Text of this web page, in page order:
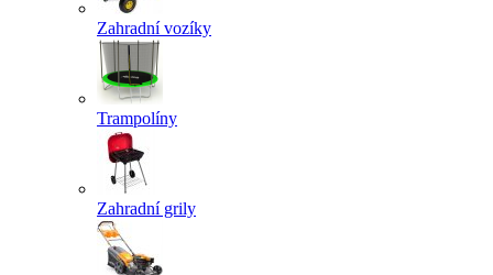
Zahradní vozíky
Trampolíny
Zahradní grily